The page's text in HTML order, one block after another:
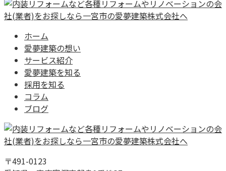
ホーム
愛夢建築の想い
サービス紹介
愛夢建築を知る
採用を知る
コラム
ブログ
〒491-0123